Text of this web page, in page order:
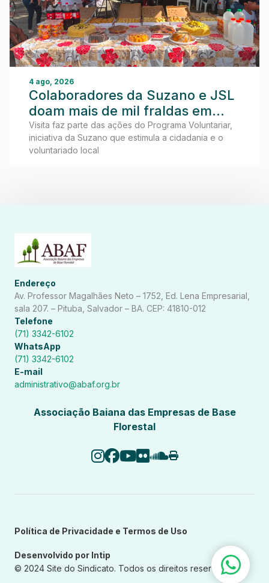
4 ago, 2026
Colaboradores da Suzano e JSL
doam mais de mil fraldas em
visita ao Lar dos Idosos de
Teixeira de Freitas
Visita faz parte das ações do Programa Voluntariar,
iniciativa da Suzano que estimula a cidadania e o
voluntariado local
Endereço
Av. Professor Magalhães Neto – 1752, Ed. Lena Empresarial,
sala 207. – Pituba, Salvador – BA. CEP: 41810-012
Telefone
(71) 3342-6102
WhatsApp
(71) 3342-6102
E-mail
administrativo@abaf.org.br
Associação Baiana das Empresas de Base
Florestal
Política de Privacidade e Termos de Uso
Desenvolvido por Intip
© 2024 Site do Sindicato. Todos os direitos reservados.